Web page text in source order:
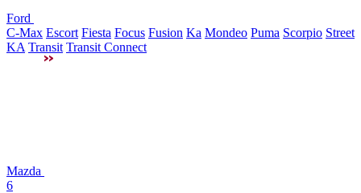
Ford
C-Max Escort Fiesta Focus Fusion Ka Mondeo Puma Scorpio Street
KA Transit Transit Connect
Mazda
6